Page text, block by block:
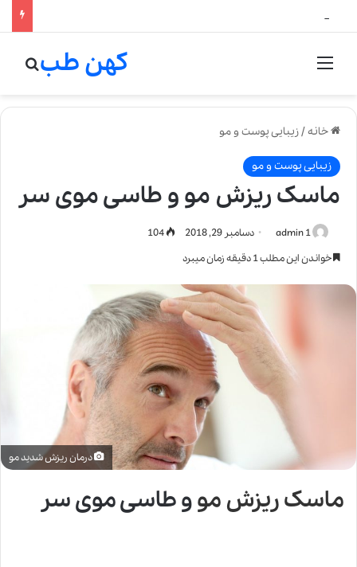
منو کهن طب
خانه/زیبایی پوست و مو
زیبایی پوست و مو
ماسک ریزش مو و طاسی موی سر
admin 1 دسامبر 29, 2018
خواندن این مطلب 1 دقیقه زمان میبرد
درمان ریزش شدید مو
ماسک ریزش موو طاسی موی سر